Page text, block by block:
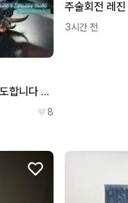
급처)Janyjoke 스쿠나 양도합니다 재니조크 주술회전 레진
8
3시간 전